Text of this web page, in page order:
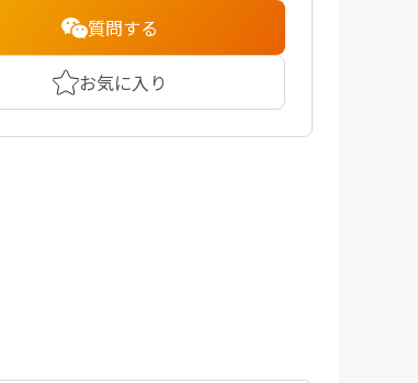
質問する
お気に入り